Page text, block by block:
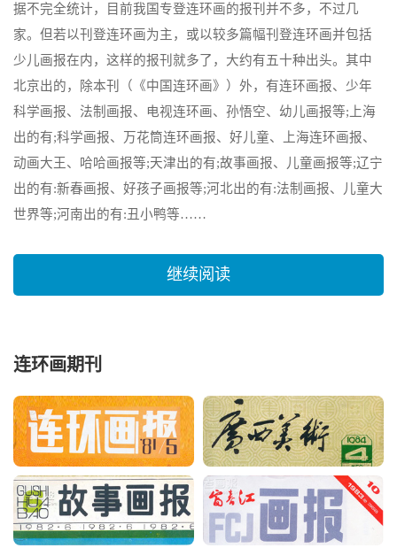
连环画期刊
据不完全统计，目前我国专登连环画的报刊并不多，不过几
家。但若以刊登连环画为主，或以较多篇幅刊登连环画并包括
少儿画报在内，这样的报刊就多了，大约有五十种出头。其中
北京出的，除本刊（《中国连环画》）外，有连环画报、少年
科学画报、法制画报、电视连环画、孙悟空、幼儿画报等;上海
出的有;科学画报、万花筒连环画报、好儿童、上海连环画报、
动画大王、哈哈画报等;天津出的有;故事画报、儿童画报等;辽宁
出的有:新春画报、好孩子画报等;河北出的有:法制画报、儿童大
世界等;河南出的有:丑小鸭等……
继续阅读